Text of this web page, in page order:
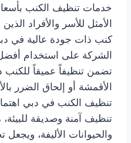
خدمات تنظيف الكنب بأسعار
الأمثل للأسر والأفراد
كنب ذات جودة عالية في
الشركة على استخدام أفضل
تضمن تنظيفاً عميقاً للكنب
الأقمشة أو إلحاق الضرر
تنظيف الكنب في دبي
تنظيف آمنة وصديقة
والحيوانات الأليفة، ويجعل